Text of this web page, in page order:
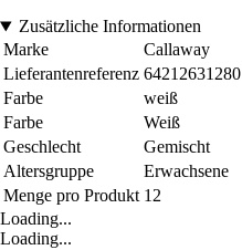
Zusätzliche Informationen
Marke
Callaway
Lieferantenreferenz 64212631280
Farbe
weiß
Farbe
Weiß
Geschlecht
Gemischt
Altersgruppe
Erwachsene
Menge pro Produkt 12
Loading...
Loading...